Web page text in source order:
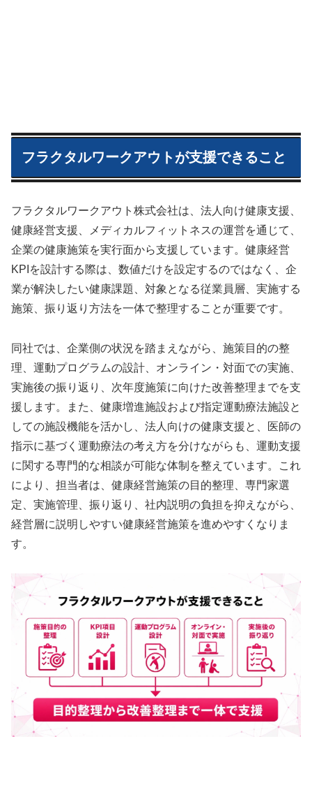
フラクタルワークアウトが支援できること
フラクタルワークアウト株式会社は、法人向け健康支援、
健康経営支援、メディカルフィットネスの運営を通じて、
企業の健康施策を実行面から支援しています。健康経営
KPIを設計する際は、数値だけを設定するのではなく、企
業が解決したい健康課題、対象となる従業員層、実施する
施策、振り返り方法を一体で整理することが重要です。
同社では、企業側の状況を踏まえながら、施策目的の整
理、運動プログラムの設計、オンライン・対面での実施、
実施後の振り返り、次年度施策に向けた改善整理までを支
援します。また、健康増進施設および指定運動療法施設と
しての施設機能を活かし、法人向けの健康支援と、医師の
指示に基づく運動療法の考え方を分けながらも、運動支援
に関する専門的な相談が可能な体制を整えています。これ
により、担当者は、健康経営施策の目的整理、専門家選
定、実施管理、振り返り、社内説明の負担を抑えながら、
経営層に説明しやすい健康経営施策を進めやすくなりま
す。